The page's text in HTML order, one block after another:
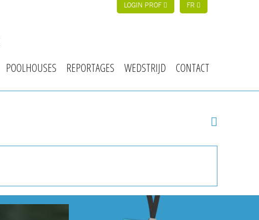
LOGIN PROF FR
POOLHOUSES REPORTAGES WEDSTRIJD CONTACT